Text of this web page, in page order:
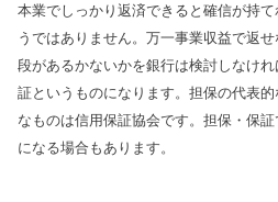
本業でしっかり返済できると確信が持
うではありません。万一事業収益で返
段があるかないかを銀行は検討しなけ
証というものになります。担保の代表
なものは信用保証協会です。担保・保
になる場合もあります。